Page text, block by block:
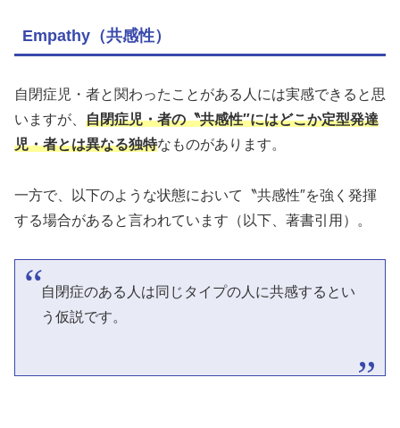
Empathy（共感性）
自閉症児・者と関わったことがある人には実感できると思
いますが、 自閉症児・者の〝共感性″にはどこか定型発達
児・者とは異なる独特なものがあります。
一方で、以下のような状態において〝共感性″を強く発揮
する場合があると言われています（以下、著書引用）。
自閉症のある人は同じタイプの人に共感するとい
う仮説です。